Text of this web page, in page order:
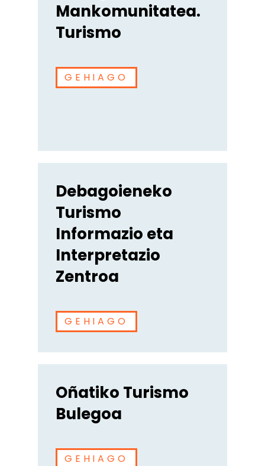
Mankomunitatea.
Turismo
GEHIAGO
Debagoieneko
Turismo
Informazio eta
Interpretazio
Zentroa
GEHIAGO
Oñatiko Turismo
Bulegoa
GEHIAGO